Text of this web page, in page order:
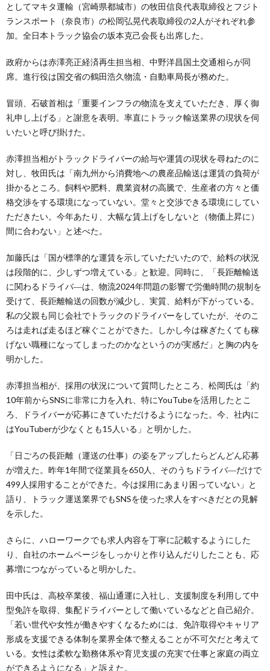
としてマキタ運輸（宮崎県都城市）の牧田信良代表取締役とフジト
ランスポート（奈良市）の松岡弘晃代表取締役の2人がそれぞれ参
加。全日本トラック協会の坂本克己会長も出席した。
政府からは赤澤亮正経済再生担当相、中野洋昌国土交通相らが同
席。進行役は国交省の鶴田浩久物流・自動車局長が務めた。
冒頭、石破首相は「重要インフラの物流を支えていただき、厚く御
礼申し上げる」と謝意を表明。率直にトラック輸送業界の現状を伺
いたいと呼び掛けた。
赤澤担当相がトラックドライバーの給与や運賃の現状を尋ねたのに
対し、牧田氏は「南九州から消費地への農産品輸送は運賃の負荷が
掛かるところ。飼料や肥料、農業資材の高騰で、生産者の方々と価
格交渉をする環境になっていない。堂々と交渉できる環境にしてい
ただきたい。今年あたり、大幅な賃上げをしないと（物価上昇に）
間に合わない」と述べた。
加藤氏は「国が標準的な運賃を示していただいたので、給料の状況
は段階的に、少しずつ増えている」と歓迎。同時に、「長距離輸送
に関わるドライバ―は、物流2024年問題の影響で労働時間の規制を
受けて、長距離輸送の回数が減少し、実質、給料が下がっている。
私の父親も同じ会社でトラックのドライバーをしていたが、そのこ
ろは走れば走るほど稼ぐことができた。しかし今は稼ぎたくても稼
げない職種になってしまったのかなというのが実感だ」と胸の内を
明かした。
赤澤担当相が、採用の状況について質問したところ、松岡氏は「約
10年前からSNSに非常に力を入れ、特にYouTubeを活用したとこ
ろ、ドライバーが応募にきていただけるようになった。今、社内に
はYouTuberが少なくとも15人いる」と明かした。
「日ごろの長距離（運送の仕事）の姿をアップしたらどんどん応募
が増えた。昨年1年間で従業員を650人、そのうちドライバ―だけで
499人採用することができた。今は採用にあまり困っていない」と
語り、トラック運送業界でもSNSを使った求人をすべきだとの見解
を示した。
さらに、ハローワークでも求人内容を丁寧に記載するようにした
り、自社のホームページをしっかりと作り込んだりしたことも、応
募増につながっていると明かした。
田中氏は、高校卒業後、福山通運に入社し、支援制度を利用して中
型免許を取得、集配ドライバーとして働いているなどと自己紹介。
「若い世代や女性が働きやすくなるためには、免許取得やキャリア
形成を支援できる体制を業界全体で整えることが不可欠だと考えて
いる。女性は柔軟な勤務体系や育児支援の充実で仕事と家庭の両立
ができるようになる」と訴えた。